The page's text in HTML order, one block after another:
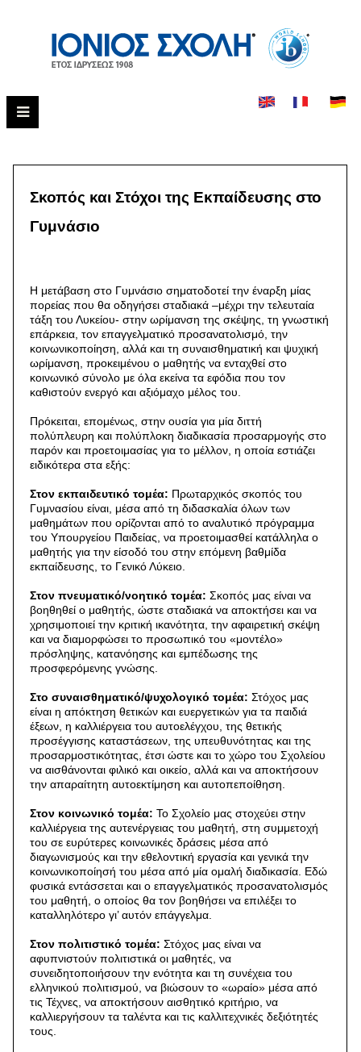
Σκοπός και Στόχοι της Εκπαίδευσης στο
Γυμνάσιο
Η μετάβαση στο Γυμνάσιο σηματοδοτεί την έναρξη μίας
πορείας που θα οδηγήσει σταδιακά –μέχρι την τελευταία
τάξη του Λυκείου- στην ωρίμανση της σκέψης, τη γνωστική
επάρκεια, τον επαγγελματικό προσανατολισμό, την
κοινωνικοποίηση, αλλά και τη συναισθηματική και ψυχική
ωρίμανση, προκειμένου ο μαθητής να ενταχθεί στο
κοινωνικό σύνολο με όλα εκείνα τα εφόδια που τον
καθιστούν ενεργό και αξιόμαχο μέλος του.
Πρόκειται, επομένως, στην ουσία για μία διττή
πολύπλευρη και πολύπλοκη διαδικασία προσαρμογής στο
παρόν και προετοιμασίας για το μέλλον, η οποία εστιάζει
ειδικότερα στα εξής:
Στον εκπαιδευτικό τομέα: Πρωταρχικός σκοπός του
Γυμνασίου είναι, μέσα από τη διδασκαλία όλων των
μαθημάτων που ορίζονται από το αναλυτικό πρόγραμμα
του Υπουργείου Παιδείας, να προετοιμασθεί κατάλληλα ο
μαθητής για την είσοδό του στην επόμενη βαθμίδα
εκπαίδευσης, το Γενικό Λύκειο.
Στον πνευματικό/νοητικό τομέα: Σκοπός μας είναι να
βοηθηθεί ο μαθητής, ώστε σταδιακά να αποκτήσει και να
χρησιμοποιεί την κριτική ικανότητα, την αφαιρετική σκέψη
και να διαμορφώσει το προσωπικό του «μοντέλο»
πρόσληψης, κατανόησης και εμπέδωσης της
προσφερόμενης γνώσης.
Στο συναισθηματικό/ψυχολογικό τομέα: Στόχος μας
είναι η απόκτηση θετικών και ευεργετικών για τα παιδιά
έξεων, η καλλιέργεια του αυτοελέγχου, της θετικής
προσέγγισης καταστάσεων, της υπευθυνότητας και της
προσαρμοστικότητας, έτσι ώστε και το χώρο του Σχολείου
να αισθάνονται φιλικό και οικείο, αλλά και να αποκτήσουν
την απαραίτητη αυτοεκτίμηση και αυτοπεποίθηση.
Στον κοινωνικό τομέα: Το Σχολείο μας στοχεύει στην
καλλιέργεια της αυτενέργειας του μαθητή, στη συμμετοχή
του σε ευρύτερες κοινωνικές δράσεις μέσα από
διαγωνισμούς και την εθελοντική εργασία και γενικά την
κοινωνικοποίησή του μέσα από μία ομαλή διαδικασία. Εδώ
φυσικά εντάσσεται και ο επαγγελματικός προσανατολισμός
του μαθητή, ο οποίος θα τον βοηθήσει να επιλέξει το
καταλληλότερο γι’ αυτόν επάγγελμα.
Στον πολιτιστικό τομέα: Στόχος μας είναι να
αφυπνιστούν πολιτιστικά οι μαθητές, να
συνειδητοποιήσουν την ενότητα και τη συνέχεια του
ελληνικού πολιτισμού, να βιώσουν το «ωραίο» μέσα από
τις Τέχνες, να αποκτήσουν αισθητικό κριτήριο, να
καλλιεργήσουν τα ταλέντα και τις καλλιτεχνικές δεξιότητές
τους.